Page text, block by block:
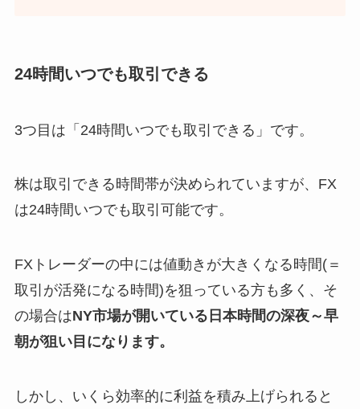
24時間いつでも取引できる
3つ目は「24時間いつでも取引できる」です。
株は取引できる時間帯が決められていますが、FX
は24時間いつでも取引可能です。
FXトレーダーの中には値動きが大きくなる時間(＝
取引が活発になる時間)を狙っている方も多く、そ
の場合はNY市場が開いている日本時間の深夜～早
朝が狙い目になります。
しかし、いくら効率的に利益を積み上げられると